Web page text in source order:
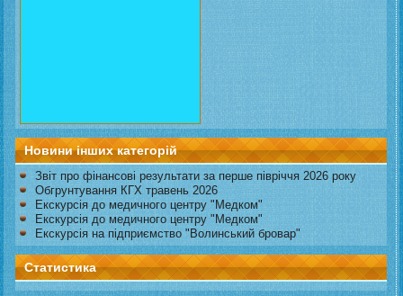
Новини інших категорій
Звіт про фінансові результати за перше півріччя 2026 року
Обгрунтування КГХ травень 2026
Екскурсія до медичного центру "Медком"
Екскурсія до медичного центру "Медком"
Екскурсія на підприємство "Волинський бровар"
Статистика